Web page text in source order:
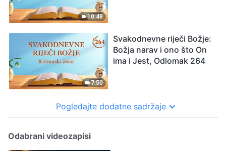
10:48
7:50
Svakodnevne riječi Božje:
Božja narav i ono što On
ima i Jest, Odlomak 264
Pogledajte dodatne sadržaje
Odabrani videozapisi